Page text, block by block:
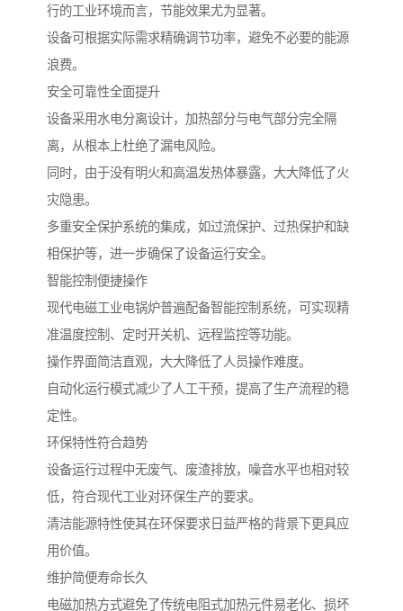
行的工业环境而言，节能效果尤为显著。
设备可根据实际需求精确调节功率，避免不必要的能源
浪费。
安全可靠性全面提升
设备采用水电分离设计，加热部分与电气部分完全隔
离，从根本上杜绝了漏电风险。
同时，由于没有明火和高温发热体暴露，大大降低了火
灾隐患。
多重安全保护系统的集成，如过流保护、过热保护和缺
相保护等，进一步确保了设备运行安全。
智能控制便捷操作
现代电磁工业电锅炉普遍配备智能控制系统，可实现精
准温度控制、定时开关机、远程监控等功能。
操作界面简洁直观，大大降低了人员操作难度。
自动化运行模式减少了人工干预，提高了生产流程的稳
定性。
环保特性符合趋势
设备运行过程中无废气、废渣排放，噪音水平也相对较
低，符合现代工业对环保生产的要求。
清洁能源特性使其在环保要求日益严格的背景下更具应
用价值。
维护简便寿命长久
电磁加热方式避免了传统电阻式加热元件易老化、损坏